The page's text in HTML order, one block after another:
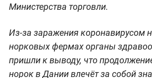
Министерства торговли.
Из-за заражения коронавирусом
норковых фермах органы
пришли к выводу, что
норок в Дании влечёт за собой